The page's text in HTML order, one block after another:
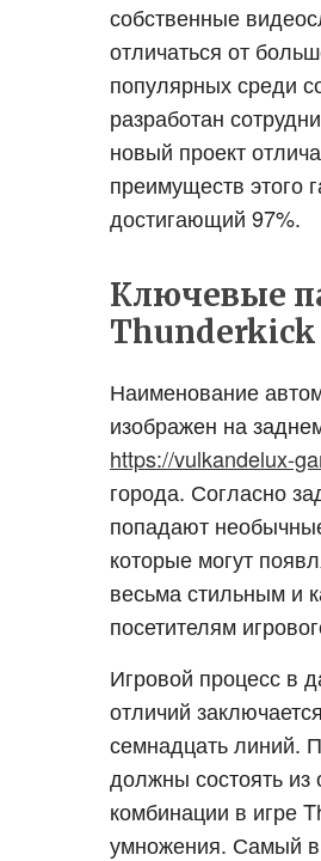
собственные
отличаться от
популярных среди
разработан
новый проект
преимуществ этого
достигающий 97%.
Ключевые
Thunderkick
Наименование
изображен на
https://vulkandelux-
города. Согласно
попадают
которые могут
весьма стильным и
посетителям
Игровой процесс в
отличий
семнадцать линий.
должны состоять из
комбинации в игре
умножения. Самый